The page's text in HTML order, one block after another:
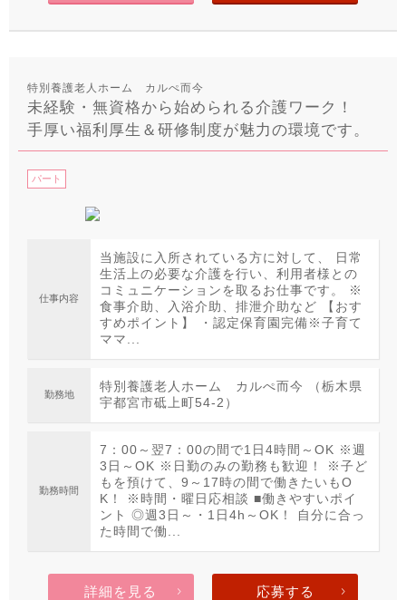
特別養護老人ホーム カルぺ而今
未経験・無資格から始められる介護ワーク！
手厚い福利厚生＆研修制度が魅力の環境です。
パート
仕事内容
当施設に入所されている方に対して、 日常
生活上の必要な介護を行い、利用者様との
コミュニケーションを取るお仕事です。 ※
食事介助、入浴介助、排泄介助など 【おす
すめポイント】 ・認定保育園完備※子育て
ママ...
勤務地
特別養護老人ホーム カルぺ而今 （栃木県
宇都宮市砥上町54-2）
勤務時間
7：00～翌7：00の間で1日4時間～OK ※週
3日～OK ※日勤のみの勤務も歓迎！ ※子ど
もを預けて、9～17時の間で働きたいもO
K！ ※時間・曜日応相談 ■働きやすいポイ
ント ◎週3日～・1日4h～OK！ 自分に合っ
た時間で働...
詳細を見る 応募する